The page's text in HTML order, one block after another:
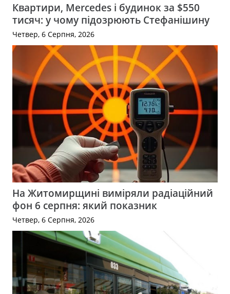
Квартири, Mercedes і будинок за $550
тисяч: у чому підозрюють Стефанішину
Четвер, 6 Серпня, 2026
На Житомирщині виміряли радіаційний
фон 6 серпня: який показник
Четвер, 6 Серпня, 2026